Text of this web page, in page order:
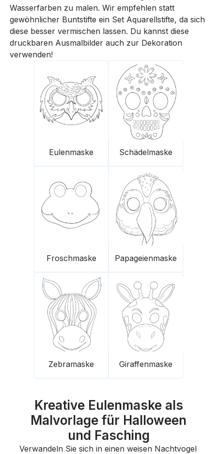
Wasserfarben zu malen. Wir empfehlen statt
gewöhnlicher Buntstifte ein Set Aquarellstifte, da sich
diese besser vermischen lassen. Du kannst diese
druckbaren Ausmalbilder auch zur Dekoration
verwenden!
Eulenmaske Schädelmaske
Froschmaske Papageienmaske
Zebramaske Giraffenmaske
Kreative Eulenmaske als
Malvorlage für Halloween
und Fasching
Verwandeln Sie sich in einen weisen Nachtvogel